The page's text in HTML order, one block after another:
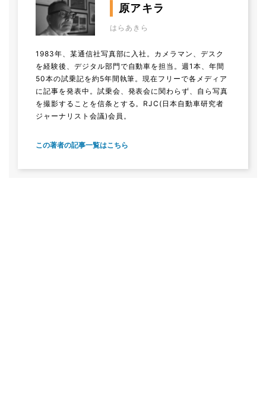
原アキラ
はらあきら
1983年、某通信社写真部に入社。カメラマン、デスク
を経験後、デジタル部門で自動車を担当。週1本、年間
50本の試乗記を約5年間執筆。現在フリーで各メディア
に記事を発表中。試乗会、発表会に関わらず、自ら写真
を撮影することを信条とする。RJC(日本自動車研究者
ジャーナリスト会議)会員。
この著者の記事一覧はこちら